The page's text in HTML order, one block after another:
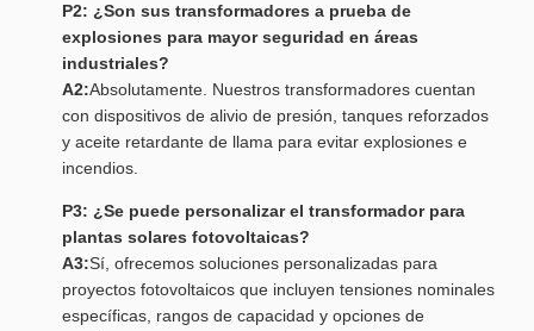
P2: ¿Son sus transformadores a prueba de
explosiones para mayor seguridad en áreas
industriales?
A2:Absolutamente. Nuestros transformadores cuentan
con dispositivos de alivio de presión, tanques reforzados
y aceite retardante de llama para evitar explosiones e
incendios.
P3: ¿Se puede personalizar el transformador para
plantas solares fotovoltaicas?
A3:Sí, ofrecemos soluciones personalizadas para
proyectos fotovoltaicos que incluyen tensiones nominales
específicas, rangos de capacidad y opciones de